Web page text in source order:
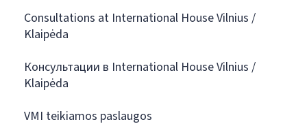
Consultations at International House Vilnius /
Klaipėda
Консультации в International House Vilnius /
Klaipėda
VMI teikiamos paslaugos